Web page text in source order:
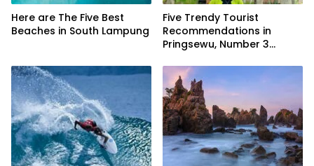
Here are The Five Best
Beaches in South Lampung
Five Trendy Tourist
Recommendations in
Pringsewu, Number 3
President